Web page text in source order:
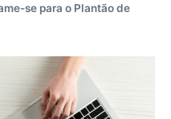
se para o Plantão de